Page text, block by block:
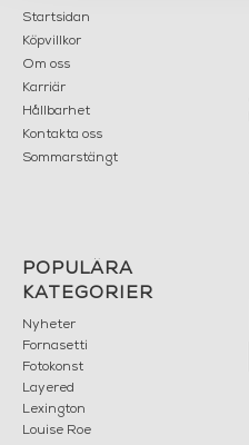
Startsidan
Köpvillkor
Om oss
Karriär
Hållbarhet
Kontakta oss
Sommarstängt
POPULÄRA
KATEGORIER
Nyheter
Fornasetti
Fotokonst
Layered
Lexington
Louise Roe